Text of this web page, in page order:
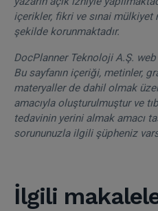
içerikler, fikri ve sınai mülkiyet
şekilde korunmaktadır.
DocPlanner Teknoloji A.Ş.
Bu sayfanın içeriği, metinler,
materyaller de dahil olmak
amacıyla oluşturulmuştur ve
tedavinin yerini almak amacı
sorununuzla ilgili şüpheniz
İlgili